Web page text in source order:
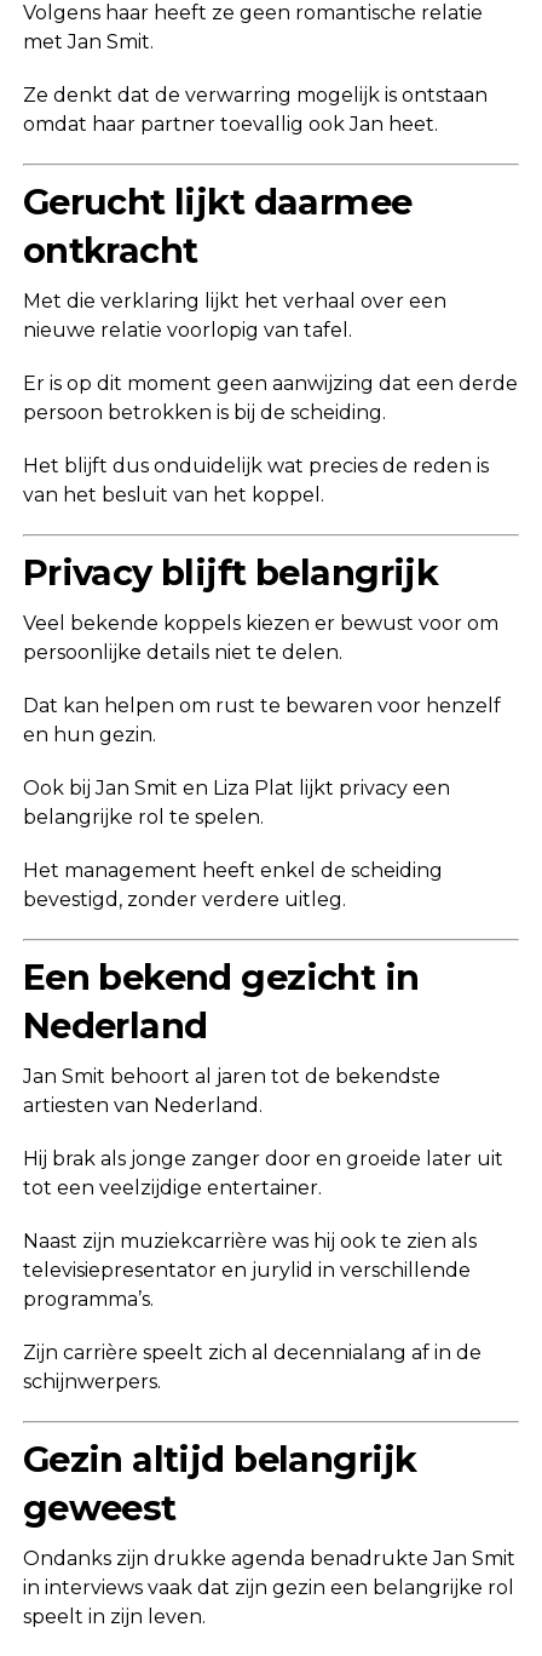
Volgens haar heeft ze geen romantische relatie
met Jan Smit.
Ze denkt dat de verwarring mogelijk is ontstaan
omdat haar partner toevallig ook Jan heet.
Gerucht lijkt daarmee
ontkracht
Met die verklaring lijkt het verhaal over een
nieuwe relatie voorlopig van tafel.
Er is op dit moment geen aanwijzing dat een derde
persoon betrokken is bij de scheiding.
Het blijft dus onduidelijk wat precies de reden is
van het besluit van het koppel.
Privacy blijft belangrijk
Veel bekende koppels kiezen er bewust voor om
persoonlijke details niet te delen.
Dat kan helpen om rust te bewaren voor henzelf
en hun gezin.
Ook bij Jan Smit en Liza Plat lijkt privacy een
belangrijke rol te spelen.
Het management heeft enkel de scheiding
bevestigd, zonder verdere uitleg.
Een bekend gezicht in
Nederland
Jan Smit behoort al jaren tot de bekendste
artiesten van Nederland.
Hij brak als jonge zanger door en groeide later uit
tot een veelzijdige entertainer.
Naast zijn muziekcarrière was hij ook te zien als
televisiepresentator en jurylid in verschillende
programma’s.
Zijn carrière speelt zich al decennialang af in de
schijnwerpers.
Gezin altijd belangrijk
geweest
Ondanks zijn drukke agenda benadrukte Jan Smit
in interviews vaak dat zijn gezin een belangrijke rol
speelt in zijn leven.